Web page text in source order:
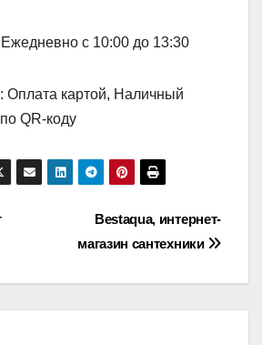
с 10:00 до 13:30
Оплата картой, Наличный
QR-коду
Bestaqua, интернет-
магазин сантехники